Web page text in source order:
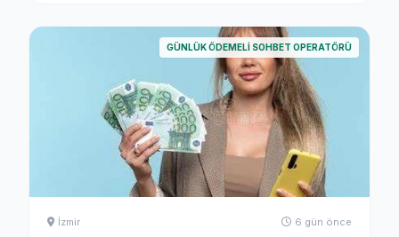
GÜNLÜK ÖDEMELI SOHBET OPERATÖRÜ
İzmir 6 gün önce